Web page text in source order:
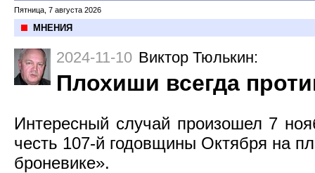
Пятница, 7 августа 2026
МНЕНИЯ
2024-11-10 Виктор Тюлькин:
Плохиши всегда
Интересный случай произошел 7
честь 107-й годовщины Октября на
броневике».